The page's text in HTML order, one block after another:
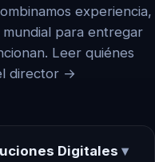
experiencia,
para entregar
Leer quiénes
director →
Digitales